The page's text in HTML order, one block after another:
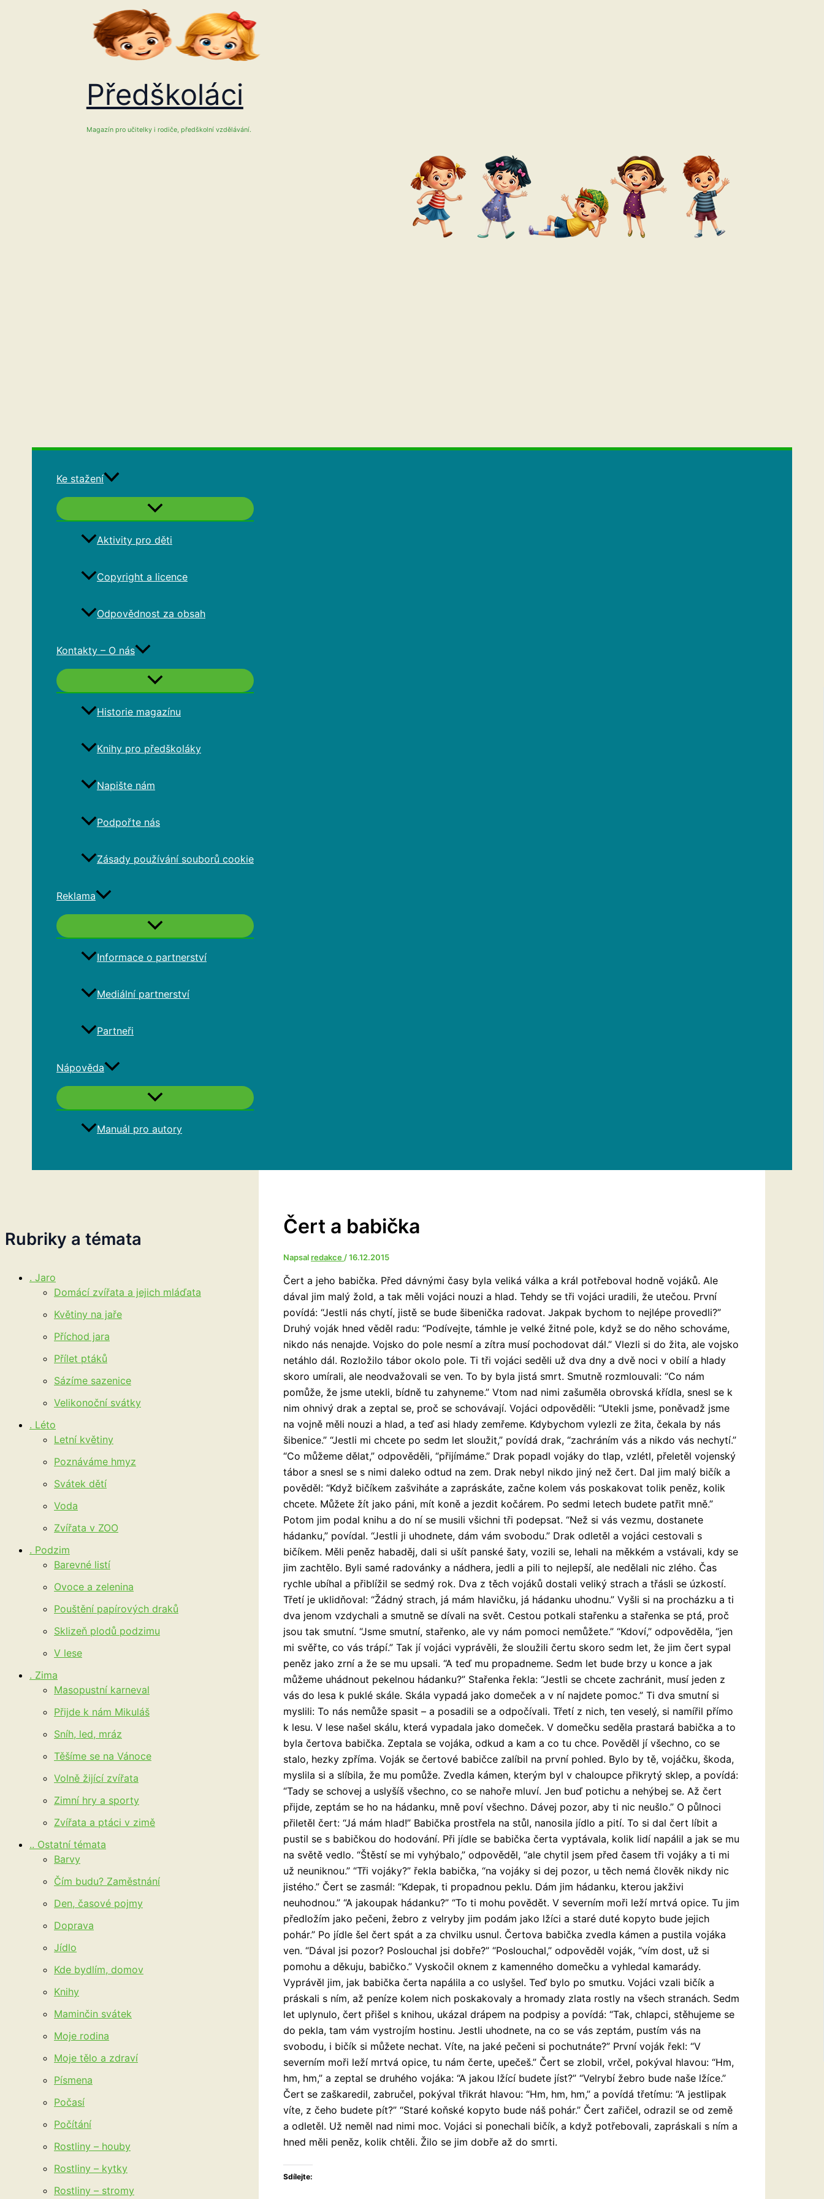
Předškoláci
Magazín pro učitelky i rodiče, předškolní vzdělávání.
Ke stažení
Aktivity pro děti
Copyright a licence
Odpovědnost za obsah
Kontakty – O nás
Historie magazínu
Knihy pro předškoláky
Napište nám
Podpořte nás
Zásady používání souborů cookie
Reklama
Informace o partnerství
Mediální partnerství
Partneři
Nápověda
Manuál pro autory
Rubriky a témata
. Jaro
Domácí zvířata a jejich mláďata
Květiny na jaře
Příchod jara
Přílet ptáků
Sázíme sazenice
Velikonoční svátky
. Léto
Letní květiny
Poznáváme hmyz
Svátek dětí
Voda
Zvířata v ZOO
. Podzim
Barevné listí
Ovoce a zelenina
Pouštění papírových draků
Sklizeň plodů podzimu
V lese
. Zima
Masopustní karneval
Přijde k nám Mikuláš
Sníh, led, mráz
Těšíme se na Vánoce
Volně žijící zvířata
Zimní hry a sporty
Zvířata a ptáci v zimě
.. Ostatní témata
Barvy
Čím budu? Zaměstnání
Den, časové pojmy
Doprava
Jídlo
Kde bydlím, domov
Knihy
Maminčin svátek
Moje rodina
Moje tělo a zdraví
Písmena
Počasí
Počítání
Rostliny – houby
Rostliny – kytky
Rostliny – stromy
Čert a babička
Napsalredakce /16.12.2015
Čert a jeho babička. Před dávnými časy byla veliká válka a král potřeboval hodně vojáků. Ale
dával jim malý žold, a tak měli vojáci nouzi a hlad. Tehdy se tři vojáci uradili, že utečou. První
povídá: “Jestli nás chytí, jistě se bude šibenička radovat. Jakpak bychom to nejlépe provedli?”
Druhý voják hned věděl radu: “Podívejte, támhle je velké žitné pole, když se do něho schováme,
nikdo nás nenajde. Vojsko do pole nesmí a zítra musí pochodovat dál.” Vlezli si do žita, ale vojsko
netáhlo dál. Rozložilo tábor okolo pole. Ti tři vojáci seděli už dva dny a dvě noci v obilí a hlady
skoro umírali, ale neodvažovali se ven. To by byla jistá smrt. Smutně rozmlouvali: “Co nám
pomůže, že jsme utekli, bídně tu zahyneme.” Vtom nad nimi zašuměla obrovská křídla, snesl se k
nim ohnivý drak a zeptal se, proč se schovávají. Vojáci odpověděli: “Utekli jsme, poněvadž jsme
na vojně měli nouzi a hlad, a teď asi hlady zemřeme. Kdybychom vylezli ze žita, čekala by nás
šibenice.” “Jestli mi chcete po sedm let sloužit,” povídá drak, “zachráním vás a nikdo vás nechytí.”
“Co můžeme dělat,” odpověděli, “přijímáme.” Drak popadl vojáky do tlap, vzlétl, přeletěl vojenský
tábor a snesl se s nimi daleko odtud na zem. Drak nebyl nikdo jiný než čert. Dal jim malý bičík a
pověděl: “Když bičíkem zašviháte a zapráskáte, začne kolem vás poskakovat tolik peněz, kolik
chcete. Můžete žít jako páni, mít koně a jezdit kočárem. Po sedmi letech budete patřit mně.”
Potom jim podal knihu a do ní se musili všichni tři podepsat. “Než si vás vezmu, dostanete
hádanku,” povídal. “Jestli ji uhodnete, dám vám svobodu.” Drak odletěl a vojáci cestovali s
bičíkem. Měli peněz habaděj, dali si ušít panské šaty, vozili se, lehali na měkkém a vstávali, kdy se
jim zachtělo. Byli samé radovánky a nádhera, jedli a pili to nejlepší, ale nedělali nic zlého. Čas
rychle ubíhal a přiblížil se sedmý rok. Dva z těch vojáků dostali veliký strach a třásli se úzkostí.
Třetí je uklidňoval: “Žádný strach, já mám hlavičku, já hádanku uhodnu.” Vyšli si na procházku a ti
dva jenom vzdychali a smutně se dívali na svět. Cestou potkali stařenku a stařenka se ptá, proč
jsou tak smutní. “Jsme smutní, stařenko, ale vy nám pomoci nemůžete.” “Kdoví,” odpověděla, “jen
mi svěřte, co vás trápí.” Tak jí vojáci vyprávěli, že sloužili čertu skoro sedm let, že jim čert sypal
peněz jako zrní a že se mu upsali. “A teď mu propadneme. Sedm let bude brzy u konce a jak
můžeme uhádnout pekelnou hádanku?” Stařenka řekla: “Jestli se chcete zachránit, musí jeden z
vás do lesa k puklé skále. Skála vypadá jako domeček a v ní najdete pomoc.” Ti dva smutní si
myslili: To nás nemůže spasit – a posadili se a odpočívali. Třetí z nich, ten veselý, si namířil přímo
k lesu. V lese našel skálu, která vypadala jako domeček. V domečku seděla prastará babička a to
byla čertova babička. Zeptala se vojáka, odkud a kam a co tu chce. Pověděl jí všechno, co se
stalo, hezky zpříma. Voják se čertové babičce zalíbil na první pohled. Bylo by tě, vojáčku, škoda,
myslila si a slíbila, že mu pomůže. Zvedla kámen, kterým byl v chaloupce přikrytý sklep, a povídá:
“Tady se schovej a uslyšíš všechno, co se nahoře mluví. Jen buď potichu a nehýbej se. Až čert
přijde, zeptám se ho na hádanku, mně poví všechno. Dávej pozor, aby ti nic neušlo.” O půlnoci
přiletěl čert: “Já mám hlad!” Babička prostřela na stůl, nanosila jídlo a pití. To si dal čert líbit a
pustil se s babičkou do hodování. Při jídle se babička čerta vyptávala, kolik lidí napálil a jak se mu
na světě vedlo. “Štěstí se mi vyhýbalo,” odpověděl, “ale chytil jsem před časem tři vojáky a ti mi
už neuniknou.” “Tři vojáky?” řekla babička, “na vojáky si dej pozor, u těch nemá člověk nikdy nic
jistého.” Čert se zasmál: “Kdepak, ti propadnou peklu. Dám jim hádanku, kterou jakživi
neuhodnou.” “A jakoupak hádanku?” “To ti mohu povědět. V severním moři leží mrtvá opice. Tu jim
předložím jako pečeni, žebro z velryby jim podám jako lžíci a staré duté kopyto bude jejich
pohár.” Po jídle šel čert spát a za chvilku usnul. Čertova babička zvedla kámen a pustila vojáka
ven. “Dával jsi pozor? Poslouchal jsi dobře?” “Poslouchal,” odpověděl voják, “vím dost, už si
pomohu a děkuju, babičko.” Vyskočil oknem z kamenného domečku a vyhledal kamarády.
Vyprávěl jim, jak babička čerta napálila a co uslyšel. Teď bylo po smutku. Vojáci vzali bičík a
práskali s ním, až peníze kolem nich poskakovaly a hromady zlata rostly na všech stranách. Sedm
let uplynulo, čert přišel s knihou, ukázal drápem na podpisy a povídá: “Tak, chlapci, stěhujeme se
do pekla, tam vám vystrojím hostinu. Jestli uhodnete, na co se vás zeptám, pustím vás na
svobodu, i bičík si můžete nechat. Víte, na jaké pečeni si pochutnáte?” První voják řekl: “V
severním moři leží mrtvá opice, tu nám čerte, upečeš.” Čert se zlobil, vrčel, pokýval hlavou: “Hm,
hm, hm,” a zeptal se druhého vojáka: “A jakou lžící budete jíst?” “Velrybí žebro bude naše lžíce.”
Čert se zaškaredil, zabručel, pokýval třikrát hlavou: “Hm, hm, hm,” a povídá třetímu: “A jestlipak
víte, z čeho budete pít?” “Staré koňské kopyto bude náš pohár.” Čert zařičel, odrazil se od země
a odletěl. Už neměl nad nimi moc. Vojáci si ponechali bičík, a když potřebovali, zapráskali s ním a
hned měli peněz, kolik chtěli. Žilo se jim dobře až do smrti.
Sdílejte: